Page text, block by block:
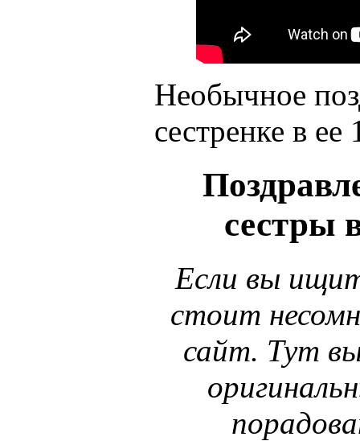
Необычное
сестренке в ее
сестры
Если вы
стоит
сайт. Тут